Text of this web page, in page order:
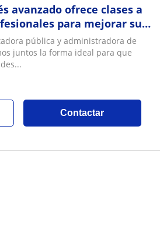
avanzado ofrece clases a
para mejorar su
con el idioma
pública y administradora de
juntos la forma ideal para que
Contactar